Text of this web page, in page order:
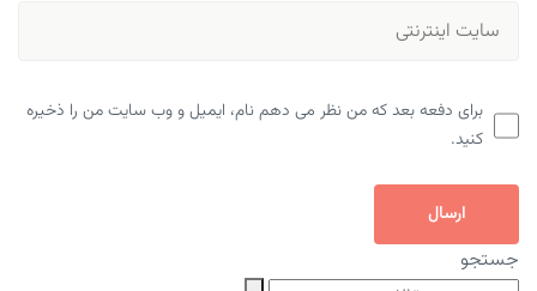
برای دفعه بعد که من نظر می دهم نام، ایمیل و وب سایت من را ذخیره
کنید.
ارسال
جستجو